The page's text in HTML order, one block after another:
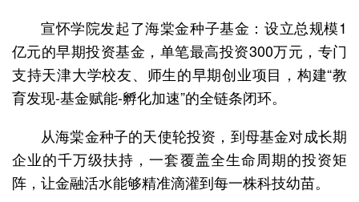
宣怀学院发起了海棠金种子基金：设立总规模1
亿元的早期投资基金，单笔最高投资300万元，专门
支持天津大学校友、师生的早期创业项目，构建“教
育发现-基金赋能-孵化加速”的全链条闭环。
从海棠金种子的天使轮投资，到母基金对成长期
企业的千万级扶持，一套覆盖全生命周期的投资矩
阵，让金融活水能够精准滴灌到每一株科技幼苗。